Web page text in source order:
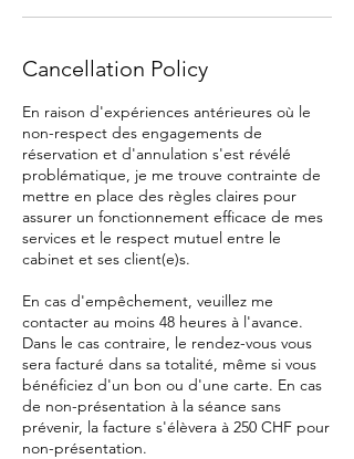
Cancellation Policy
En raison d'expériences antérieures où le
non-respect des engagements de
réservation et d'annulation s'est révélé
problématique, je me trouve contrainte de
mettre en place des règles claires pour
assurer un fonctionnement efficace de mes
services et le respect mutuel entre le
cabinet et ses client(e)s.
En cas d'empêchement, veuillez me
contacter au moins 48 heures à l'avance.
Dans le cas contraire, le rendez-vous vous
sera facturé dans sa totalité, même si vous
bénéficiez d'un bon ou d'une carte. En cas
de non-présentation à la séance sans
prévenir, la facture s'élèvera à 250 CHF pour
non-présentation.